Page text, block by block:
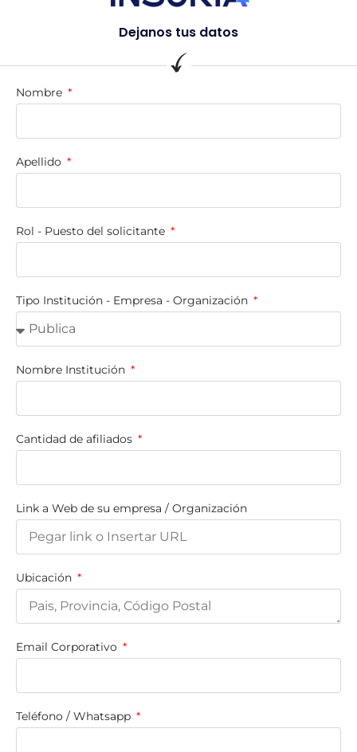
Dejanos tus datos
Nombre
Apellido
Rol - Puesto del solicitante
Tipo Institución - Empresa - Organización
Nombre Institución
Cantidad de afiliados
Link a Web de su empresa / Organización
Ubicación
Email Corporativo
Teléfono / Whatsapp